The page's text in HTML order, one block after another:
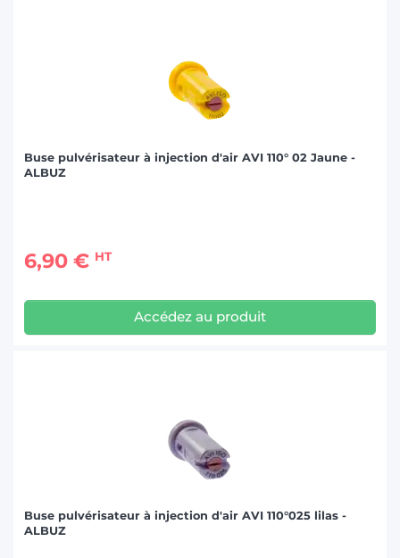
Buse pulvérisateur à injection d'air AVI 110° 02 Jaune -
ALBUZ
6,90 € HT
Accédez au produit
Buse pulvérisateur à injection d'air AVI 110°025 lilas -
ALBUZ